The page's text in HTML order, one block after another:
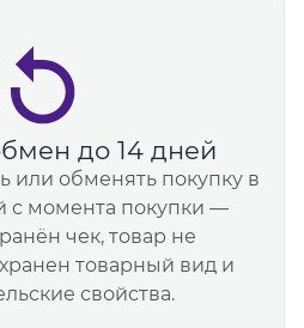
до 14 дней
или обменять покупку в
с момента покупки —
чек, товар не
товарный вид и
свойства.